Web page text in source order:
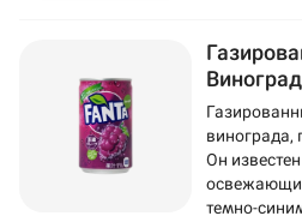
винограда,
Он
темно-